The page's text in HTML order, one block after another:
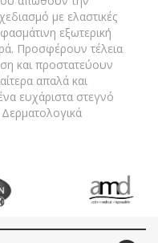
με ελαστικές
εξωτερική
Προσφέρουν τέλεια
και προστατεύουν
απαλά και
ευχάριστα στεγνό